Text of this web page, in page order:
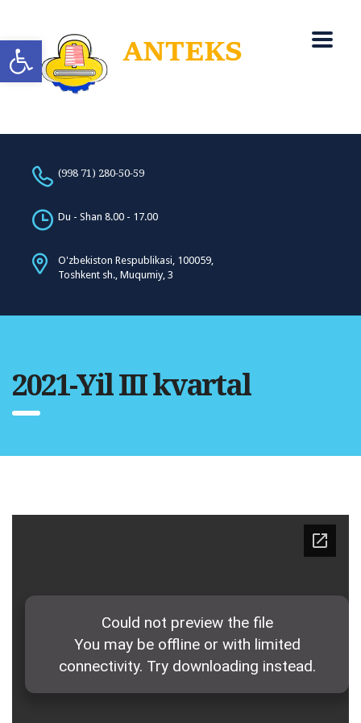
Open toolbar
(998 71) 280-50-59
Du - Shan 8.00 - 17.00
O'zbekiston Respublikasi, 100059,
Toshkent sh., Muqumiy, 3
2021-Yil III kvartal